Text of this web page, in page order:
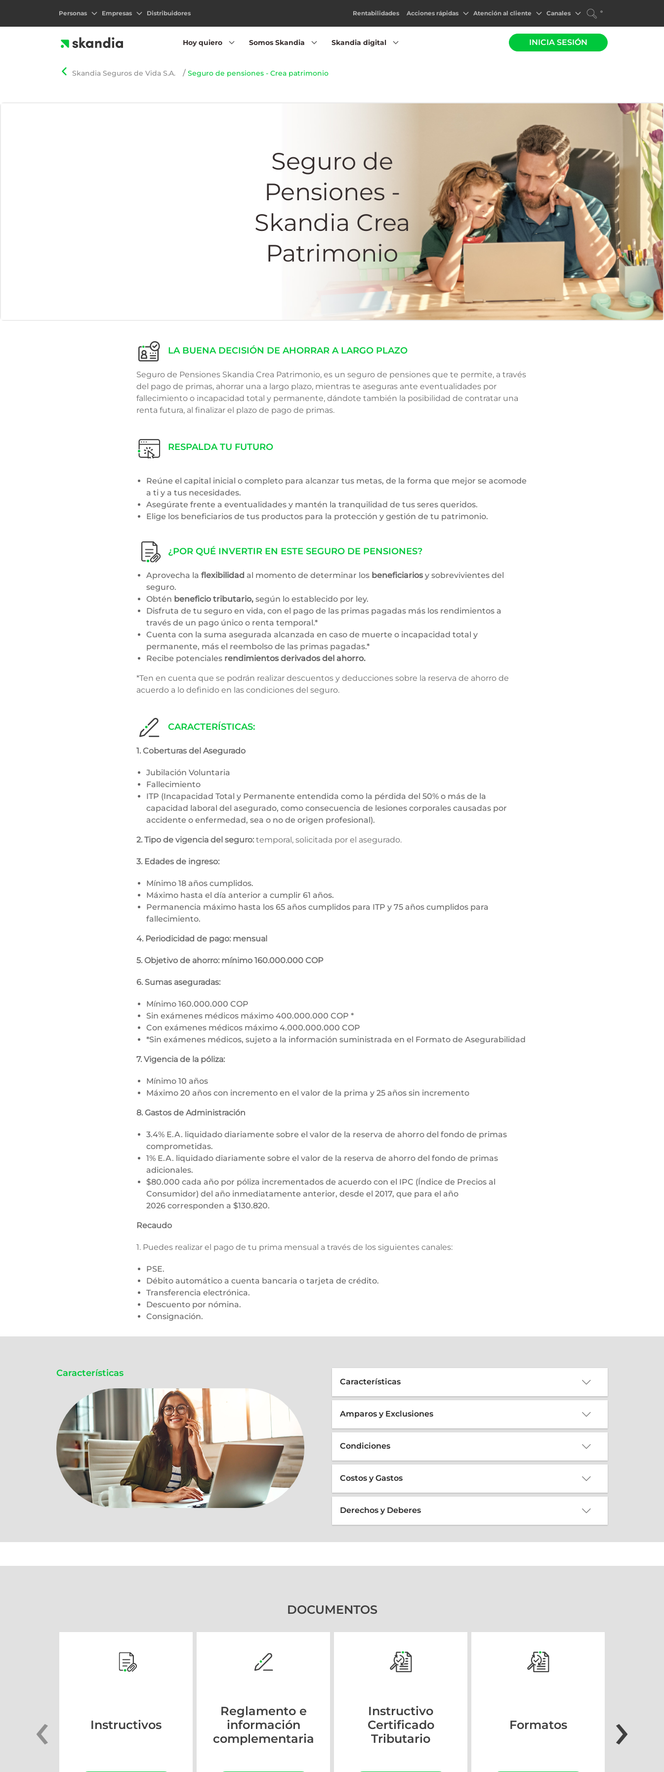
Personas Empresas Distribuidores Rentabilidades Acciones rápidas Atención al cliente Canales °
Hoy quiero Somos Skandia Skandia digital INICIA SESIÓN
Skandia Seguros de Vida S.A. Seguro de pensiones - Crea patrimonio
Seguro de
Pensiones -
Skandia Crea
Patrimonio
LA BUENA DECISIÓN DE AHORRAR A LARGO PLAZO
Seguro de Pensiones Skandia Crea Patrimonio, es un seguro de pensiones que te permite, a través
del pago de primas, ahorrar una a largo plazo, mientras te aseguras ante eventualidades por
fallecimiento o incapacidad total y permanente, dándote también la posibilidad de contratar una
renta futura, al finalizar el plazo de pago de primas.
RESPALDA TU FUTURO
Reúne el capital inicial o completo para alcanzar tus metas, de la forma que mejor se acomode
a ti y a tus necesidades.
Asegúrate frente a eventualidades y mantén la tranquilidad de tus seres queridos.
Elige los beneficiarios de tus productos para la protección y gestión de tu patrimonio.​
¿POR QUÉ INVERTIR EN ESTE SEGURO DE PENSIONES?
Aprovecha la flexibilidad al momento de determinar los beneficiariosy sobrevivientes del
seguro.
Obtén beneficio tributario, según lo establecido por ley.
Disfruta de tu seguro en vida, con el pago de las primas pagadas más los rendimientos a
través de un pago único o renta temporal.*
Cuenta con la suma asegurada alcanzada en caso de muerte o incapacidad total y
permanente, más el reembolso de las primas pagadas.*​
Recibe potenciales rendimientos derivados del ahorro.
*Ten en c​uenta que se podrán realizar descuentos y deducciones sobre la reserva de ahorro de
acuerdo a lo definido en las condiciones del seguro.​
CARACTERÍSTICAS:
1. Coberturas del Asegurado
Jubilación Voluntaria
Fallecimiento
ITP (Incapacidad Total y Permanente entendida como la pérdida del 50% o más de la
capacidad laboral del asegurado, como consecuencia de lesiones corporales causadas por
accidente o enfermedad, sea o no de origen profesional).
2. Tipo de vigencia del seguro: temporal, solicitada por el asegurado.
3. Edades de ingreso:
Mínimo 18 años cumplidos.
Máximo hasta el día anterior a cumplir 61 años.
Permanencia máximo hasta los 65 años cumplidos para ITP y 75 años cumplidos para
fallecimiento.
4. Periodicidad de pago: mensual
5. Objetivo de ahorro: mínimo 160.000.000 COP
6. Sumas aseguradas:
Mínimo 160.000.000 COP
Sin exámenes médicos máximo 400.000.000 COP *
Con exámenes médicos máximo 4.000.000.000 COP
*Sin exámenes médicos, sujeto a la información suministrada en el Formato de Asegurabilidad
7. Vigencia de la póliza:
Mínimo 10 años
Máximo 20 años con incremento en el valor de la prima y 25 años sin incremento
8. Gastos de Administración
3.4% E.A. liquidado diariamente sobre el valor de la reserva de ahorro del fondo de primas
comprometidas.
1% E.A. liquidado diariamente sobre el valor de la reserva de ahorro del fondo de primas
adicionales.
$80.000 cada año por póliza incrementados de acuerdo con el IPC (Índice de Precios al
Consumidor) del año inmediatamente anterior, desde el 2017, que para el año
2026 corresponden a $130.820.
Recaudo
1. Puedes realizar el pago de tu prima mensual a través de los siguientes canales:
PSE.
Débito automático a cuenta bancaria o tarjeta de crédito.
Transferencia electrónica.
Descuento por nómina.​
Consignación.​
Características
​Características
Amparos y Exclusiones
Condiciones
Costos y Gastos
Derechos y Deberes
DOCUMENTOS
Instructivos
Reglamento e
información
complementaria
Instructivo
Certificado
Tributario
Formatos
Crea
‹ ›